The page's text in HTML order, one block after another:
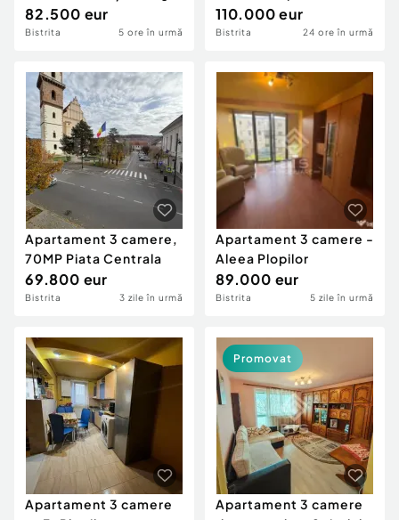
Liceul ...
82.500 eur
Bistrita 5 ore în urmă
asupra orașului ?
110.000 eur
Bistrita 24 ore în urmă
Apartament 3 camere,
70MP Piata Centrala
69.800 eur
Bistrita 3 zile în urmă
Apartament 3 camere -
Aleea Plopilor
89.000 eur
Bistrita 5 zile în urmă
Apartament 3 camere
Apartament 3 camere
Promovat